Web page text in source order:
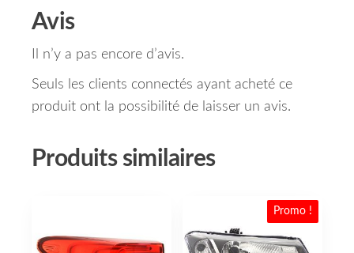
Avis
Il n’y a pas encore d’avis.
Seuls les clients connectés ayant acheté ce
produit ont la possibilité de laisser un avis.
Produits similaires
Promo !